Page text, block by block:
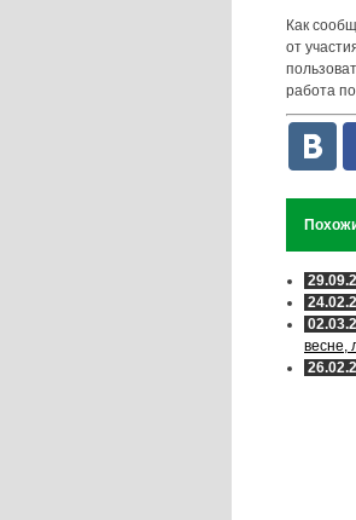
Как
от
работа
весне,